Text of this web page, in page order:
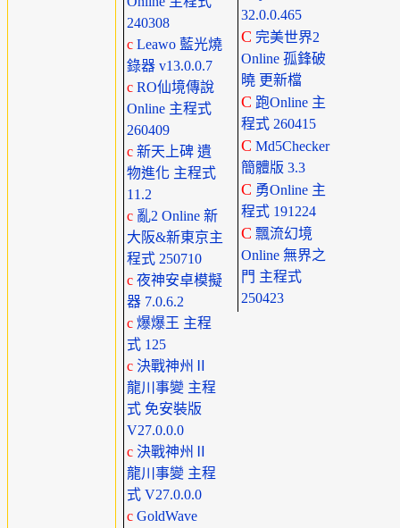
240308
c Leawo 藍光燒
錄器 v13.0.0.7
c RO仙境傳說
Online 主程式
260409
c 新天上碑 遺
物進化 主程式
11.2
c 亂2 Online 新
大阪&新東京主
程式 250710
c 夜神安卓模擬
器 7.0.6.2
c 爆爆王 主程
式 125
c 決戰神州Ⅱ
龍川事變 主程
式 免安裝版
V27.0.0.0
c 決戰神州Ⅱ
龍川事變 主程
式 V27.0.0.0
c GoldWave
32.0.0.465
C 完美世界2
Online 孤鋒破
曉 更新檔
C 跑Online 主
程式 260415
C Md5Checker
簡體版 3.3
C 勇Online 主
程式 191224
C 飄流幻境
Online 無界之
門 主程式
250423